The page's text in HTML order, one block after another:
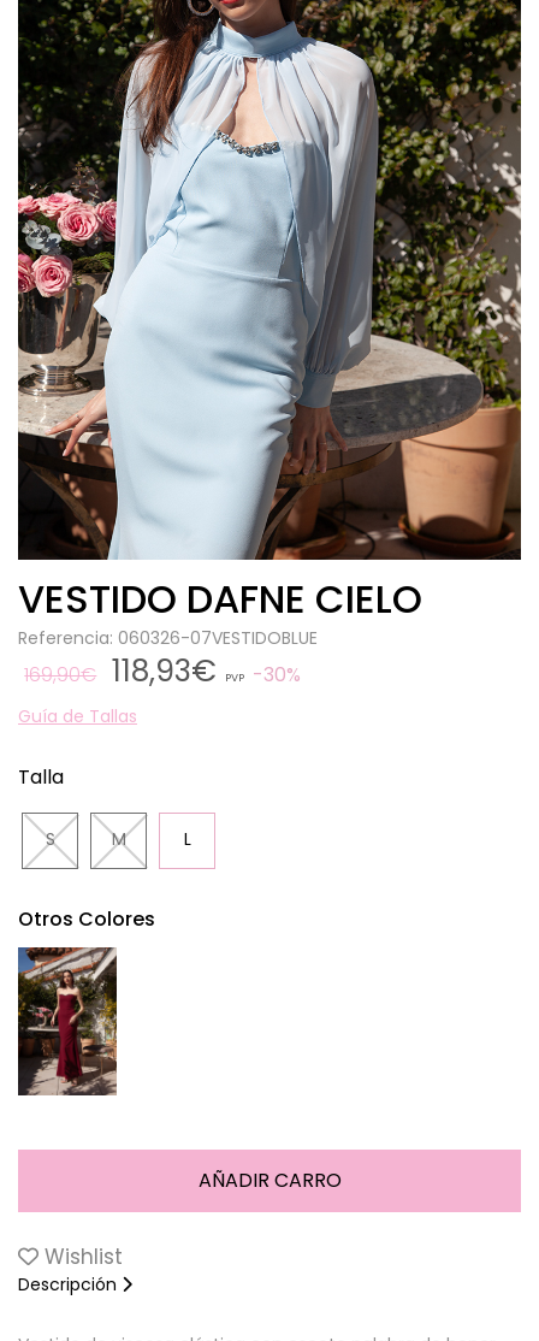
VESTIDO DAFNE CIELO
Referencia: 060326-07VESTIDOBLUE
169,90€ 118,93€ PVP 30%
Guía de Tallas
Talla
S M L
Otros Colores
Wishlist
Descripción